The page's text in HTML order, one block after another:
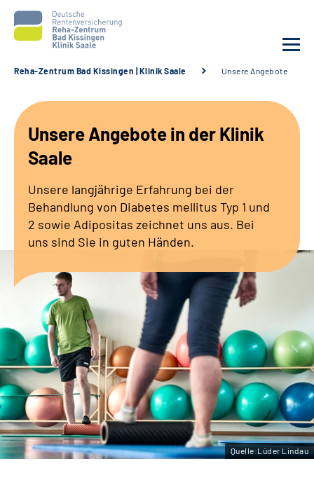
Unsere Angebote
Karriere
Sozialdienste & Zuweisende
Suche
Leichte Sprache
Gebärdensprache
Reha-Zentrum Bad Kissingen | Klinik Saale Unsere Angebote
Unsere Angebote in derKlinik
Saale
Unsere langjährige Erfahrung bei der
Behandlung von Diabetes mellitus Typ 1 und
2 sowie Adipositas zeichnet uns aus. Bei
uns sind Sie in guten Händen.
Quelle:Lüder Lindau